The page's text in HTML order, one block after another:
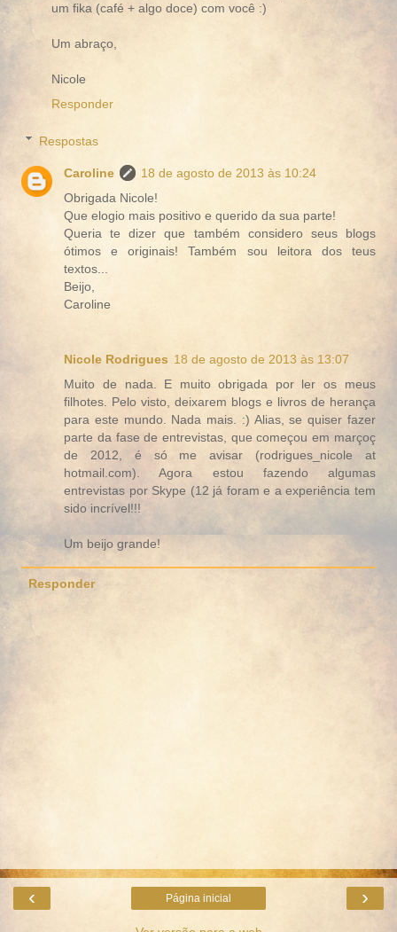
um fika (café + algo doce) com você :)
Um abraço,
Nicole
Responder
Respostas
Caroline
18 de agosto de 2013 às 10:24
Obrigada Nicole!
Que elogio mais positivo e querido da sua parte!
Queria te dizer que também considero seus blogs
ótimos e originais! Também sou leitora dos teus
textos...
Beijo,
Caroline
Nicole Rodrigues 18 de agosto de 2013 às 13:07
Muito de nada. E muito obrigada por ler os meus
filhotes. Pelo visto, deixarem blogs e livros de herança
para este mundo. Nada mais. :) Alias, se quiser fazer
parte da fase de entrevistas, que começou em marçoç
de 2012, é só me avisar (rodrigues_nicole at
hotmail.com). Agora estou fazendo algumas
entrevistas por Skype (12 já foram e a experiência tem
sido incrível!!!
Um beijo grande!
Responder
‹ ›
Página inicial